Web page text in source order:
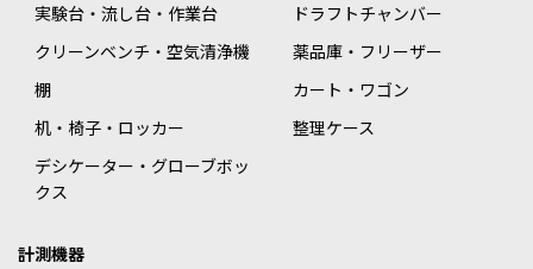
実験台・流し台・作業台
ドラフトチャンバー
クリーンベンチ・空気清浄機
薬品庫・フリーザー
棚
カート・ワゴン
机・椅子・ロッカー
整理ケース
デシケーター・グローブボッ
クス
計測機器